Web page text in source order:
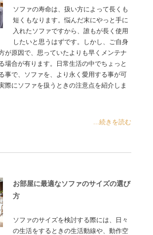
ソファの寿命は、扱い方によって長くも
短くもなります。悩んだ末にやっと手に
入れたソファですから、誰もが長く使用
したいと思うはずです。しかし、ご自身
が原因で、思っていたよりも早くメンテナ
場合が有ります。日常生活の中でちょっと
事で、ソファを、より永く愛用する事が可
際にソファを扱うときの注意点を紹介しま
...続きを読む
お部屋に最適なソファのサイズの選び
方
ソファのサイズを検討する際には、日々
の生活をするときの生活動線や、動作空